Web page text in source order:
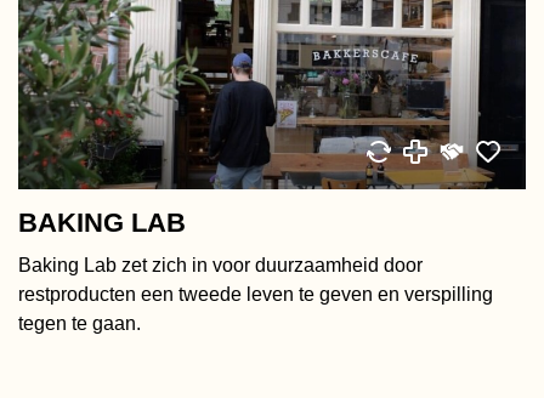
BAKING LAB
Baking Lab zet zich in voor duurzaamheid door
restproducten een tweede leven te geven en verspilling
tegen te gaan.